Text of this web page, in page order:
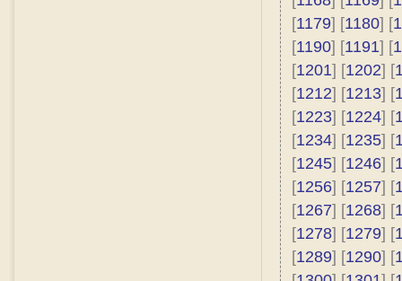
[1179] [1180] [
[1190] [1191] [
[1201] [1202] [
[1212] [1213] [
[1223] [1224] [
[1234] [1235] [
[1245] [1246] [
[1256] [1257] [
[1267] [1268] [
[1278] [1279] [
[1289] [1290] [